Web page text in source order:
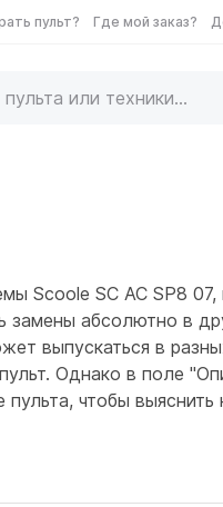
пульт? Где мой заказ?
Scoole SC AC SP8
абсолютно в
выпускаться в
Однако в поле
чтобы